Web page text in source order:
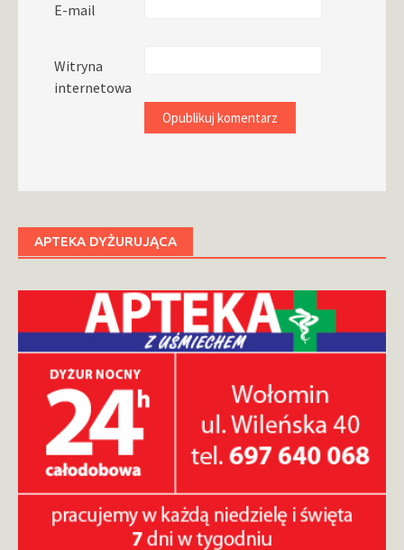
E-mail
Witryna
internetowa
APTEKA DYŻURUJĄCA